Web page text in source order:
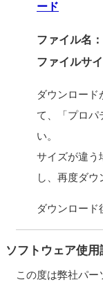
ード
ファイル名
ファイルサ
ダウンロード
て、「プロパ
い。
サイズが違う
し、再度ダウ
ダウンロード
ソフトウェア使
この度は弊社パ